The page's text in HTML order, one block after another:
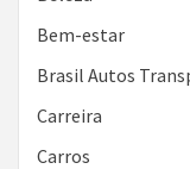
Bem-estar
Brasil Autos
Carreira
Carros